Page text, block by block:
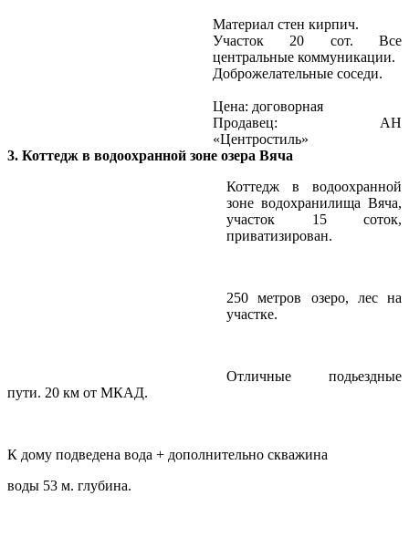
Материал стен кирпич.
Участок 20 сот. Все
центральные коммуникации.
Доброжелательные соседи.
Цена: договорная
Продавец: АН
«Центростиль»
3. Коттедж в водоохранной зоне озера Вяча
Коттедж в водоохранной
зоне водохранилища Вяча,
участок 15 соток,
приватизирован.
250 метров озеро, лес на
участке.
Отличные подьездные
пути. 20 км от МКАД.
К дому подведена вода + дополнительно скважина
воды 53 м. глубина.